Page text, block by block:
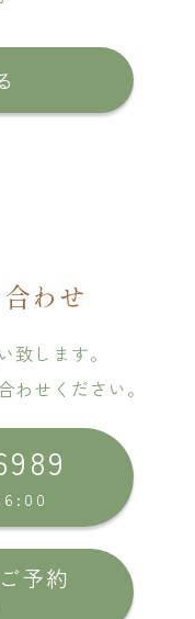
わせ
致します。
わせください。
予約